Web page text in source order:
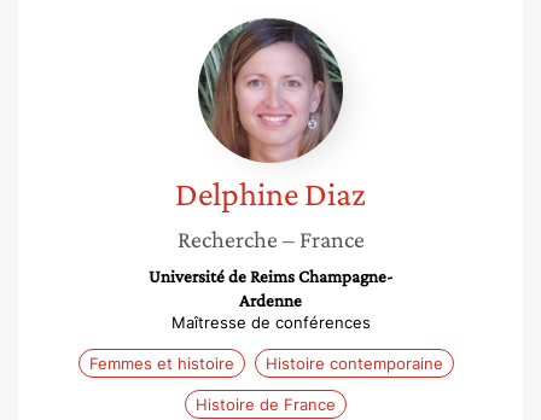
Delphine
Diaz
DelphineDiaz
Recherche – France
Université de Reims Champagne-
Ardenne
Maîtresse de conférences
Femmes et histoire Histoire contemporaine
Histoire de France